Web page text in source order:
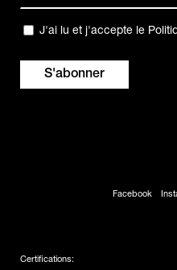
Confidentialité
J'ai lu et j'accepte le
Certifications:
Facebook